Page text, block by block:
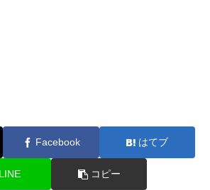
Facebook はてブ
LINE コピー